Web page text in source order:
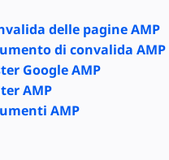
delle pagine AMP
di convalida AMP
Google AMP
AMP
AMP